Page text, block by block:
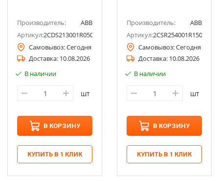
Производитель:
ABB
Артикул:2CDS213001R0504
Самовывоз:Сегодня
Доставка: 10.08.2026
В наличии
шт
В КОРЗИНУ
КУПИТЬ В 1 КЛИК
Производитель:
ABB
Артикул:2CSR254001R1504
Самовывоз:Сегодня
Доставка: 10.08.2026
В наличии
шт
В КОРЗИНУ
КУПИТЬ В 1 КЛИК